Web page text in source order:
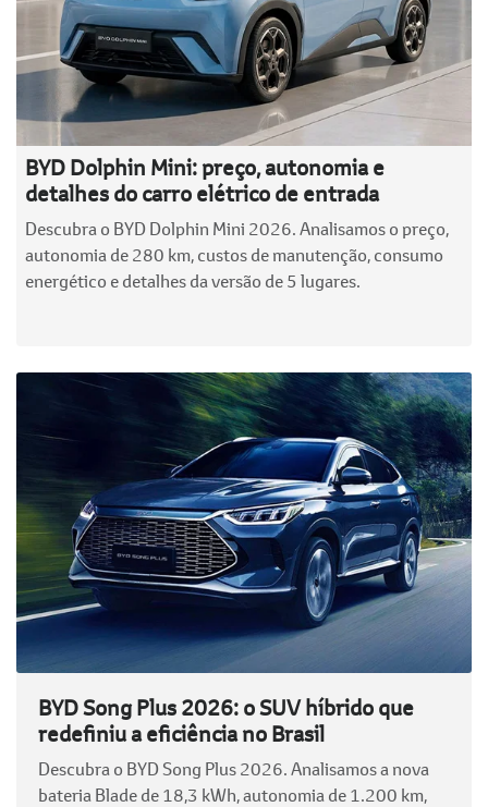
BYD Dolphin Mini: preço, autonomia e
detalhes do carro elétrico de entrada
Descubra o BYD Dolphin Mini 2026. Analisamos o preço,
autonomia de 280 km, custos de manutenção, consumo
energético e detalhes da versão de 5 lugares.
BYD Song Plus 2026: o SUV híbrido que
redefiniu a eficiência no Brasil
Descubra o BYD Song Plus 2026. Analisamos a nova
bateria Blade de 18,3 kWh, autonomia de 1.200 km,